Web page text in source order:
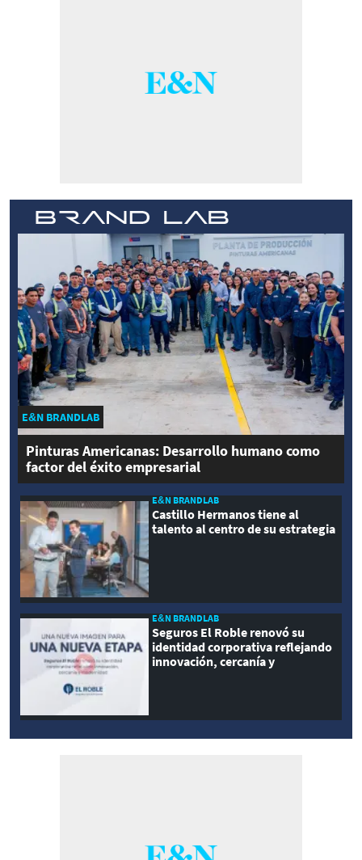
E&N BRANDLAB
Pinturas Americanas: Desarrollo humano como
factor del éxito empresarial
E&N BRANDLAB
Castillo Hermanos tiene al
talento al centro de su estrategia
E&N BRANDLAB
Seguros El Roble renovó su
identidad corporativa reflejando
innovación, cercanía y